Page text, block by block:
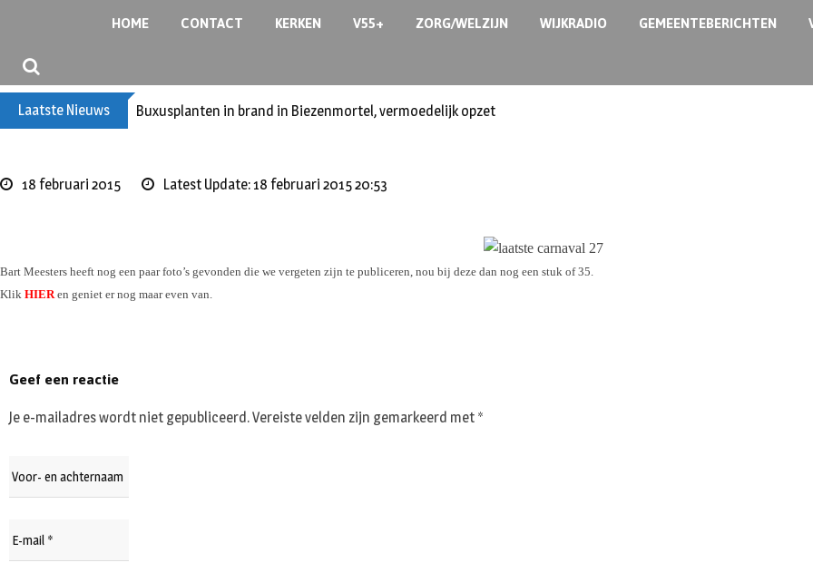
t
n
t
HOME CONTACT KERKEN V55+ ZORG/WELZIJN WIJKRADIO GEMEENTEBERICHTEN
Laatste Nieuws Buxusplanten in brand in Biezenmortel, vermoedelijk opzet
18 februari 2015 Latest Update: 18 februari 2015 20:53
Bart Meesters heeft nog een paar foto’s gevonden die we vergeten zijn te publiceren, nou bij deze dan nog een stuk of 35.
Klik HIERen geniet er nog maar even van.
Geef een reactie
Je e-mailadres wordt niet gepubliceerd.Vereiste velden zijn gemarkeerd met *